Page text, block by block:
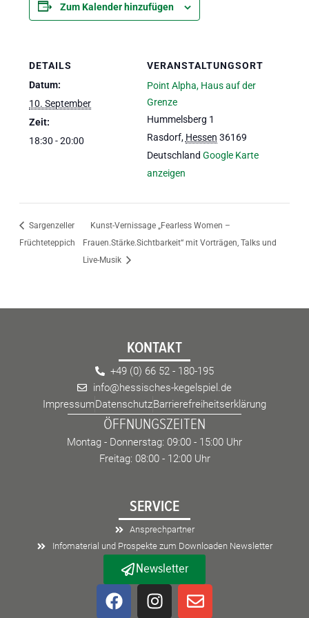
Zum Kalender hinzufügen
DETAILS
Datum:
10. September
Zeit:
18:30 - 20:00
VERANSTALTUNGSORT
Point Alpha, Haus auf der
Grenze
Hummelsberg 1
Rasdorf, Hessen 36169
Deutschland Google Karte
anzeigen
Sargenzeller
Früchteteppich
Kunst-Vernissage „Fearless Women –
Frauen.Stärke.Sichtbarkeit“ mit Vorträgen, Talks und
Live-Musik
KONTAKT
+49 (0) 66 52 - 180-195
info@hessisches-kegelspiel.de
ImpressumDatenschutzBarrierefreiheitserklärung
ÖFFNUNGSZEITEN
Montag - Donnerstag: 09:00 - 15:00 Uhr
Freitag: 08:00 - 12:00 Uhr
SERVICE
Ansprechpartner
Infomaterial und Prospekte zum Downloaden Newsletter
Newsletter
F
a
I
n
E
n